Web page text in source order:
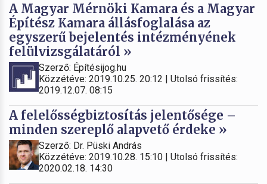
A Magyar Mérnöki Kamara és a Magyar
Építész Kamara állásfoglalása az
egyszerű bejelentés intézményének
felülvizsgálatáról »
Szerző: Építésijog.hu
Közzétéve: 2019.10.25. 20:12 | Utolsó frissítés:
2019.12.07. 08:15
A felelősségbiztosítás jelentősége –
minden szereplő alapvető érdeke »
Szerző: Dr. Püski András
Közzétéve: 2019.10.28. 15:10 | Utolsó frissítés:
2020.02.18. 14:30